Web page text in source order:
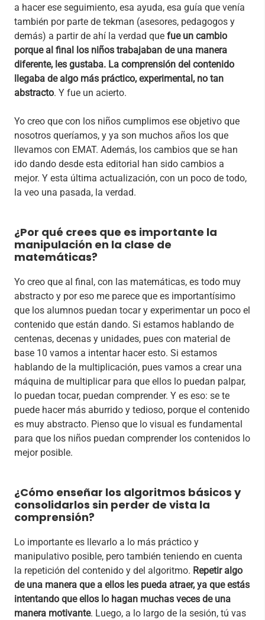
a hacer ese seguimiento, esa ayuda, esa guía que venía
también por parte de tekman (asesores, pedagogos y
demás) a partir de ahí la verdad que fue un cambio
porque al final los niños trabajaban de una manera
diferente, les gustaba. La comprensión del contenido
llegaba de algo más práctico, experimental, no tan
abstracto. Y fue un acierto.
Yo creo que con los niños cumplimos ese objetivo que
nosotros queríamos, y ya son muchos años los que
llevamos con EMAT. Además, los cambios que se han
ido dando desde esta editorial han sido cambios a
mejor. Y esta última actualización, con un poco de todo,
la veo una pasada, la verdad.
¿Por qué crees que es importante la
manipulación en la clase de
matemáticas?
Yo creo que al final, con las matemáticas, es todo muy
abstracto y por eso me parece que es importantísimo
que los alumnos puedan tocar y experimentar un poco el
contenido que están dando. Si estamos hablando de
centenas, decenas y unidades, pues con material de
base 10 vamos a intentar hacer esto. Si estamos
hablando de la multiplicación, pues vamos a crear una
máquina de multiplicar para que ellos lo puedan palpar,
lo puedan tocar, puedan comprender. Y es eso: se te
puede hacer más aburrido y tedioso, porque el contenido
es muy abstracto. Pienso que lo visual es fundamental
para que los niños puedan comprender los contenidos lo
mejor posible.
¿Cómo enseñar los algoritmos básicos y
consolidarlos sin perder de vista la
comprensión?
Lo importante es llevarlo a lo más práctico y
manipulativo posible, pero también teniendo en cuenta
la repetición del contenido y del algoritmo. Repetir algo
de una manera que a ellos les pueda atraer, ya que estás
intentando que ellos lo hagan muchas veces de una
manera motivante. Luego, a lo largo de la sesión, tú vas